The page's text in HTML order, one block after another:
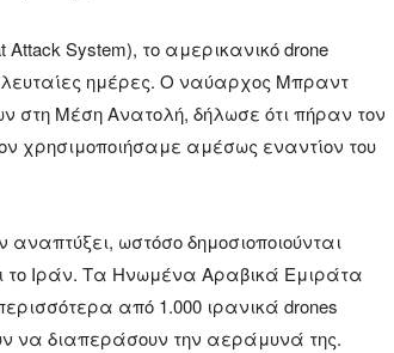
Attack System), το αμερικανικό drone
ημέρες. Ο ναύαρχος Μπραντ
στη Μέση Ανατολή, δήλωσε ότι πήραν τον
χρησιμοποιήσαμε αμέσως εναντίον του
ωστόσο δημοσιοποιούνται
το Ιράν. Τα Ηνωμένα Αραβικά Εμιράτα
από 1.000 ιρανικά drones
να διαπεράσουν την αεράμυνά της.